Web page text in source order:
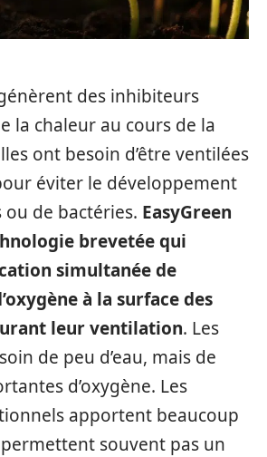
des inhibiteurs
la chaleur au cours de la
ont besoin d’être ventilées
éviter le développement
ou de bactéries. EasyGreen
brevetée qui
simultanée de
à la surface des
leur ventilation. Les
de peu d’eau, mais de
d’oxygène. Les
apportent beaucoup
permettent souvent pas un